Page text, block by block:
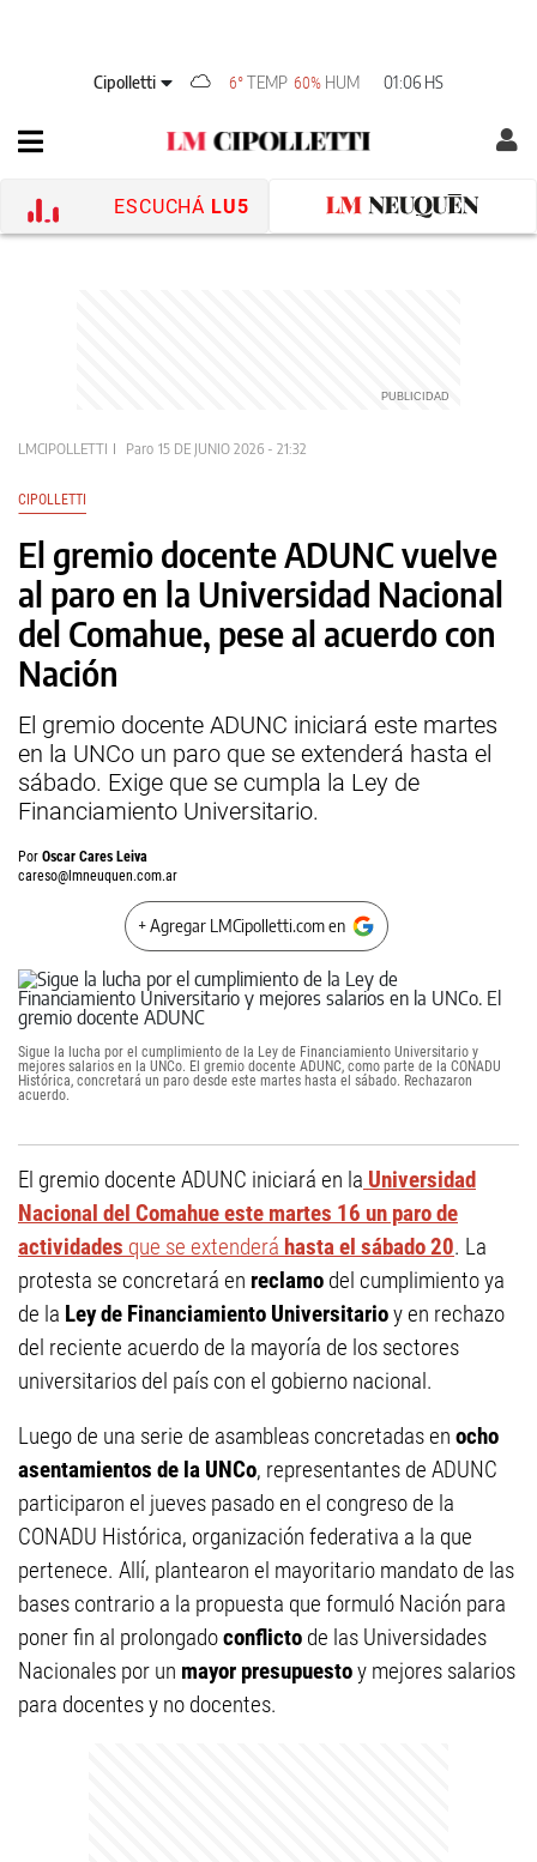
Cipolletti 6° TEMP 60% HUM 01:06 HS
ESCUCHÁ LU5
LMCIPOLLETTI Paro 15 DE JUNIO 2026 - 21:32
CIPOLLETTI
El gremio docente ADUNC vuelve
al paro en la Universidad Nacional
del Comahue, pese al acuerdo con
Nación
El gremio docente ADUNC iniciará este martes
en la UNCo un paro que se extenderá hasta el
sábado. Exige que se cumpla la Ley de
Financiamiento Universitario.
Por Oscar Cares Leiva
careso@lmneuquen.com.ar
+ Agregar LMCipolletti.com en
Sigue la lucha por el cumplimiento de la Ley de Financiamiento Universitario y
mejores salarios en la UNCo. El gremio docente ADUNC, como parte de la CONADU
Histórica, concretará un paro desde este martes hasta el sábado. Rechazaron
acuerdo.
El gremio docente ADUNC iniciará en la Universidad
Nacional del Comahue este martes 16 un paro de
actividades que se extenderá hasta el sábado 20. La
protesta se concretará en reclamo del cumplimiento ya
de la Ley de Financiamiento Universitarioy en rechazo
del reciente acuerdo de la mayoría de los sectores
universitarios del país con el gobierno nacional.
Luego de una serie de asambleas concretadas en ocho
asentamientos de la UNCo, representantes de ADUNC
participaron el jueves pasado en el congreso de la
CONADU Histórica, organización federativa a la que
pertenece. Allí, plantearon el mayoritario mandato de las
bases contrario a la propuesta que formuló Nación para
poner fin al prolongadoconflicto de las Universidades
Nacionales por un mayor presupuestoy mejores salarios
para docentes y no docentes.